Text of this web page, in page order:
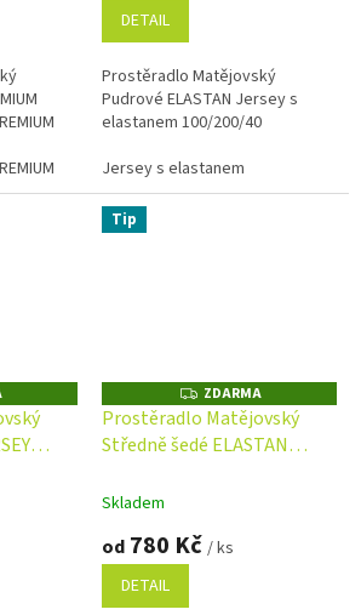
DETAIL
Prostěradlo Matějovský
Pudrové ELASTAN Jersey s
elastanem 100/200/40
Jersey s elastanem
Tip
Z
D
A
R
ZDARMA
Prostěradlo Matějovský
Středně šedé ELASTAN
Skladem
od 780 Kč / ks
DETAIL